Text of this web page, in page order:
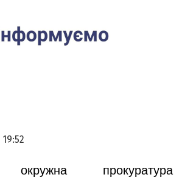
окружна прокуратура